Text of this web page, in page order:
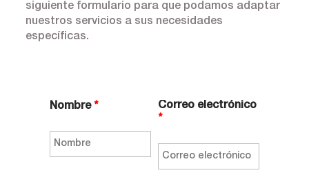
siguiente formulario para que podamos adaptar
nuestros servicios a sus necesidades
específicas.
Nombre*
Correo electrónico
*